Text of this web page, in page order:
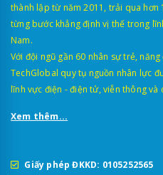
thành lập từ năm 2011, trải qua
từng bước khẳng định vị thế trong
Nam.
Với đội ngũ gần 60 nhân sự trẻ,
TechGlobal quy tụ nguồn nhân lực
lĩnh vực điện - điện tử, viễn thông và
Xem thêm...
Giấy phép ĐKKD: 0105252565